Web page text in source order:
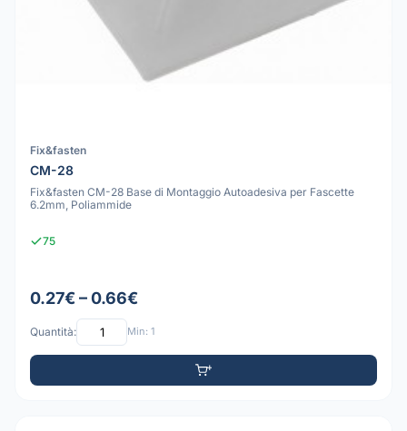
Fix&fasten
CM-28
Fix&fasten CM-28 Base di Montaggio Autoadesiva per Fascette
6.2mm, Poliammide
75
0.27€ – 0.66€
Quantità: Min: 1